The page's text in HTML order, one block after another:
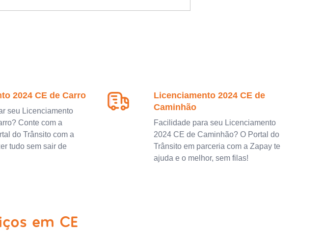
2024 CE de Carro
seu Licenciamento
Conte com a
do Trânsito com a
tudo sem sair de
Licenciamento 2024 CE de
Caminhão
Facilidade para seu Licenciamento
2024 CE de Caminhão? O Portal do
Trânsito em parceria com a Zapay te
ajuda e o melhor, sem filas!
em CE